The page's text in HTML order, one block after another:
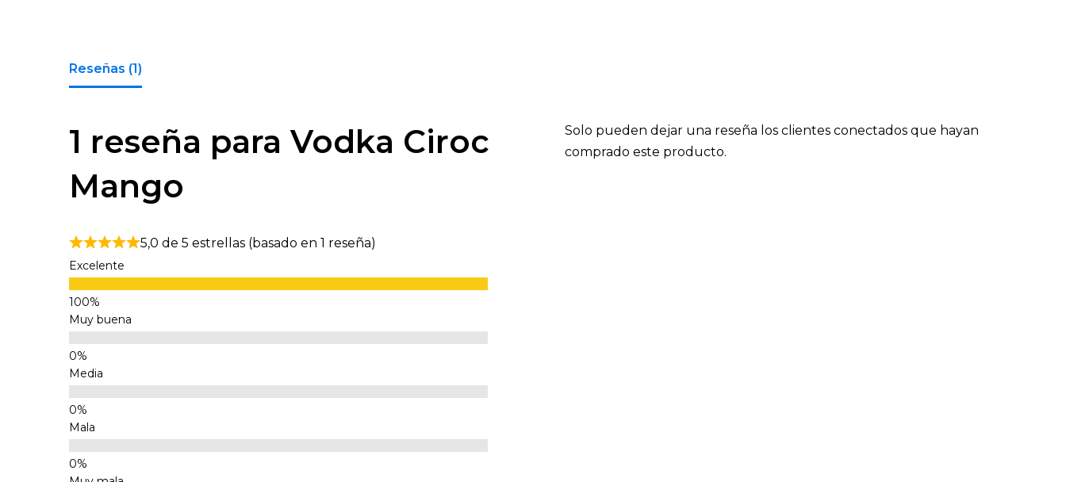
Reseñas (1)
1 reseña para Vodka Ciroc
Mango
5,0 de 5 estrellas (basado en 1 reseña)
Excelente
Muy buena
Media
Mala
Solo pueden dejar una reseña los clientes conectados que hayan
comprado este producto.